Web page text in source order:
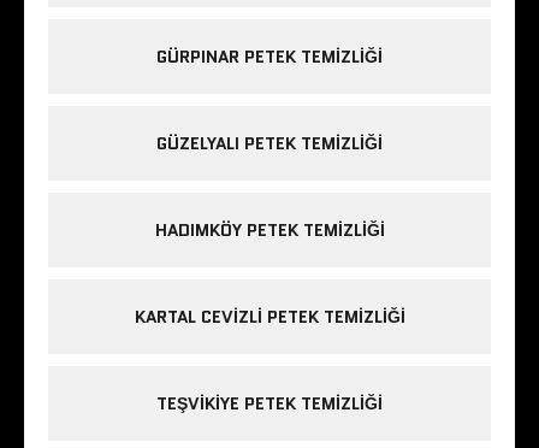
GÜRPINAR PETEK TEMIZLIĞI
GÜZELYALI PETEK TEMIZLIĞI
HADIMKÖY PETEK TEMIZLIĞI
KARTAL CEVIZLI PETEK TEMIZLIĞI
TEŞVIKIYE PETEK TEMIZLIĞI